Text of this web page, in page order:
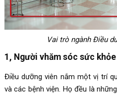
Vai trò ngành Điều
1, Người vhăm sóc sức khỏe
Điều dưỡng viên nắm một vị trí
và các bệnh viện. Họ đều là